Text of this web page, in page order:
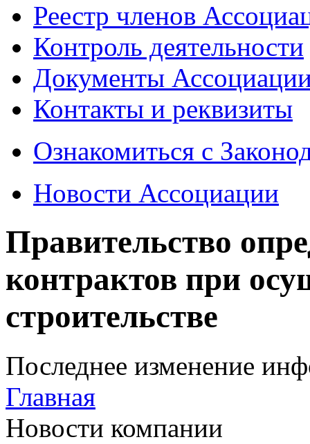
Реестр членов
Контроль деятельности
Документы
Контакты и реквизиты
Ознакомиться с
Новости Ассоциации
Правительство
контрактов при
строительстве
Последнее изменение
Главная
Новости компании